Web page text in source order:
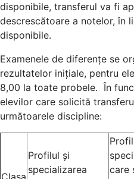
disponibile, transferul va fi
descrescătoare a notelor, în
disponibile.
Examenele de diferențe se
rezultatelor inițiale, pentru
8,00 la toate probele. În
elevilor care solicită
următoarele discipline:
Profilul și
specializarea
care